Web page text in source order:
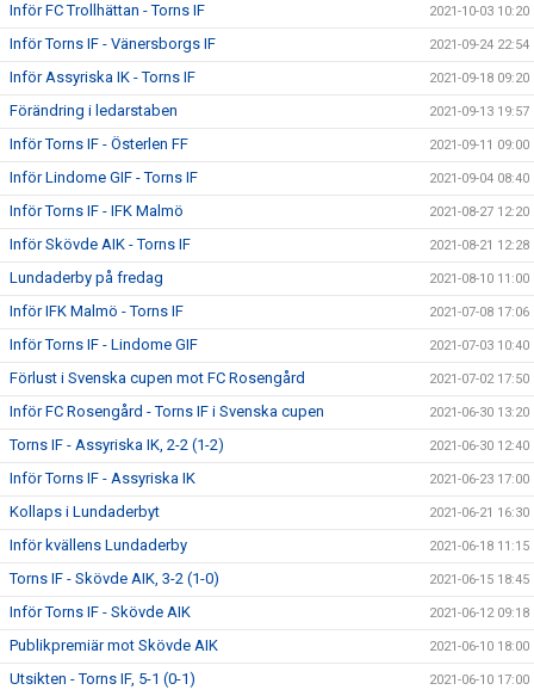
Inför FC Trollhättan - Torns IF 2021-10-03 10:20
Inför Torns IF - Vänersborgs IF 2021-09-24 22:54
Inför Assyriska IK - Torns IF 2021-09-18 09:20
Förändring i ledarstaben 2021-09-13 19:57
Inför Torns IF - Österlen FF 2021-09-11 09:00
Inför Lindome GIF - Torns IF 2021-09-04 08:40
Inför Torns IF - IFK Malmö 2021-08-27 12:20
Inför Skövde AIK - Torns IF 2021-08-21 12:28
Lundaderby på fredag 2021-08-10 11:00
Inför IFK Malmö - Torns IF 2021-07-08 17:06
Inför Torns IF - Lindome GIF 2021-07-03 10:40
Förlust i Svenska cupen mot FC Rosengård 2021-07-02 17:50
Inför FC Rosengård - Torns IF i Svenska cupen 2021-06-30 13:20
Torns IF - Assyriska IK, 2-2 (1-2) 2021-06-30 12:40
Inför Torns IF - Assyriska IK 2021-06-23 17:00
Kollaps i Lundaderbyt 2021-06-21 16:30
Inför kvällens Lundaderby 2021-06-18 11:15
Torns IF - Skövde AIK, 3-2 (1-0) 2021-06-15 18:45
Inför Torns IF - Skövde AIK 2021-06-12 09:18
Publikpremiär mot Skövde AIK 2021-06-10 18:00
Utsikten - Torns IF, 5-1 (0-1) 2021-06-10 17:00